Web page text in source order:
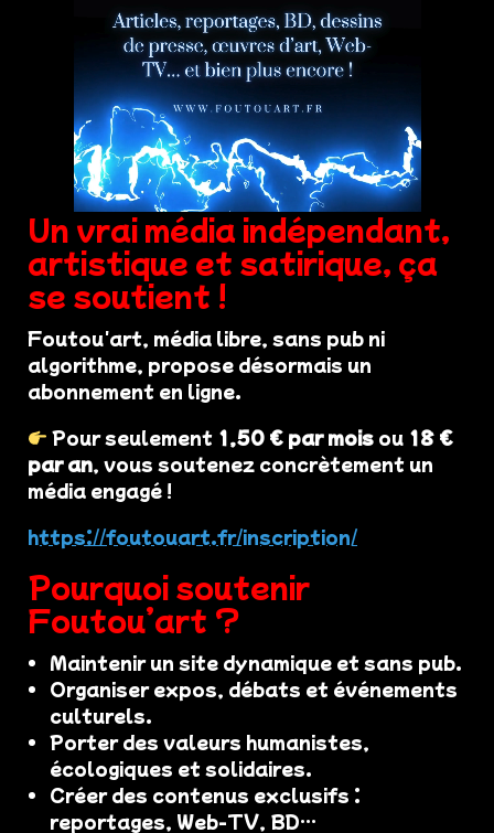
Un vrai média indépendant,
artistique et satirique, ça
se soutient !
Foutou'art, média libre, sans pub ni
algorithme, propose désormais un
abonnement en ligne.
Pour seulement 1,50 € par mois ou 18 €
par an, vous soutenez concrètement un
média engagé !
https://foutouart.fr/inscription/
Pourquoi soutenir
Foutou’art ?
Maintenir un site dynamique et sans pub.
Organiser expos, débats et événements
culturels.
Porter des valeurs humanistes,
écologiques et solidaires.
Créer des contenus exclusifs :
reportages, Web-TV, BD…